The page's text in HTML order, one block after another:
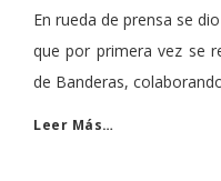
En rueda de prensa se
que por primera vez se
de Banderas,
Leer Más…